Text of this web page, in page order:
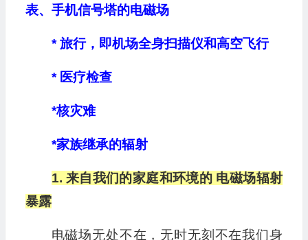
表、手机信号塔的电磁场
* 旅行，即机场全身扫描仪和高空飞行
* 医疗检查
*核灾难
*家族继承的辐射
1. 来自我们的家庭和环境的 电磁场辐射
暴露
电磁场无处不在，无时无刻不在我们身